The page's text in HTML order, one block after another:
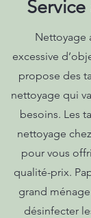
Nettoyage
excessive
propose des
nettoyage qui
besoins. Les
nettoyage
pour vous
qualité-prix.
grand
désinfecter